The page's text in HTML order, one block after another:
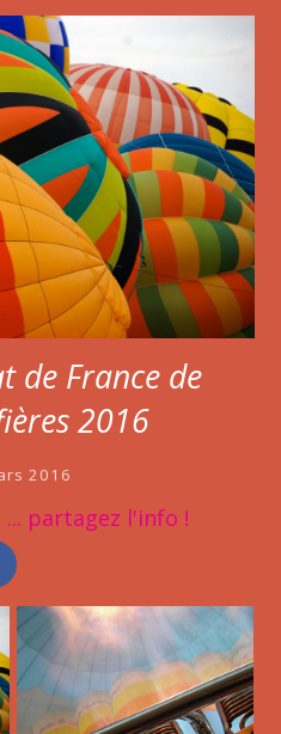
de France de
2016
2016
... partagez l'info !